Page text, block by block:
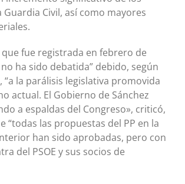
Guardia Civil, así como mayores
que fue registrada en febrero de
ha sido debatida” debido, según
“a la parálisis legislativa promovida
actual. El Gobierno de Sánchez
a espaldas del Congreso», criticó,
“todas las propuestas del PP en la
han sido aprobadas, pero con
del PSOE y sus socios de